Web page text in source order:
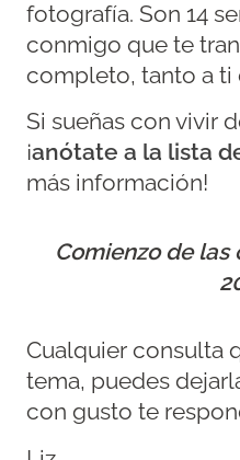
fotografía. Son 14
conmigo que te
completo, tanto a ti
Si sueñas con vivir
¡anótate a la lista
más información!
Comienzo de
Cualquier consulta
tema, puedes
con gusto te